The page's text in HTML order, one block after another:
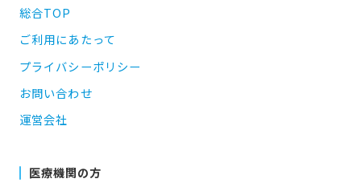
総合TOP
ご利用にあたって
プライバシーポリシー
お問い合わせ
運営会社
医療機関の方